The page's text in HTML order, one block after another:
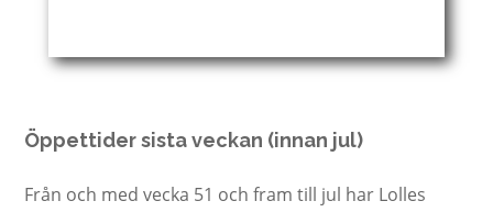
Öppettider sista veckan (innan jul)
Från och med vecka 51 och fram till jul har Lolles